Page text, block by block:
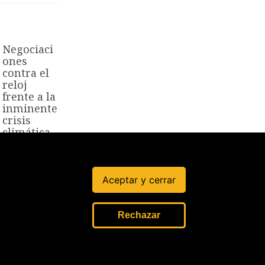
Negociaci
ones
contra el
reloj
frente a la
inminente
crisis
climática
Aceptar y cerrar
Rechazar